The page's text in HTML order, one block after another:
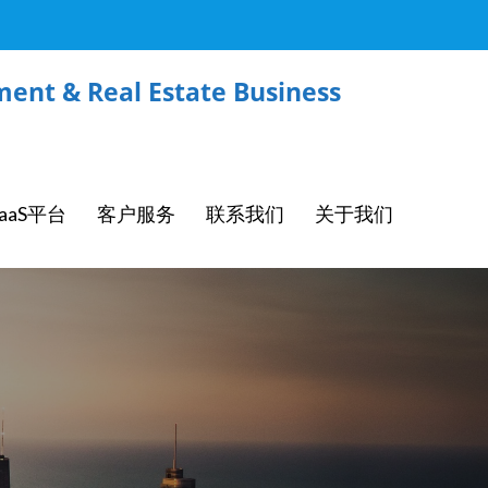
& Real Estate Business
平台 客户服务 联系我们 关于我们